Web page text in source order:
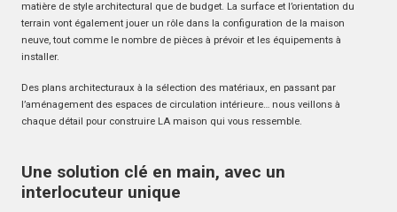
matière de style architectural que de budget. La surface et l’orientation du
terrain vont également jouer un rôle dans la configuration de la maison
neuve, tout comme le nombre de pièces à prévoir et les équipements à
installer.
Des plans architecturaux à la sélection des matériaux, en passant par
l’aménagement des espaces de circulation intérieure… nous veillons à
chaque détail pour construire LA maison qui vous ressemble.
Une solution clé en main, avec un
interlocuteur unique